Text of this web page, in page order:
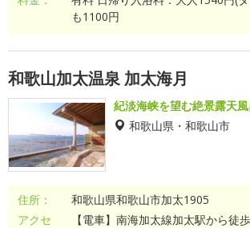
も1100円
和歌山加太温泉 加太海月
紀淡海峡を望む絶景露天
和歌山県・和歌山市
住所：
和歌山県和歌山市加太1905
アクセ
【電車】南海加太線加太駅から徒